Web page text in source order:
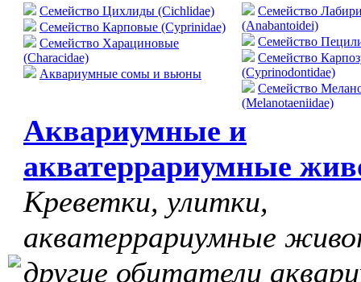
Семейство Цихлиды (Cichlidae)
Семейство Карповые (Cyprinidae)
Семейство Харациновые
(Characidae)
Аквариумные сомы и вьюны
Семейство
(Anabantoidei)
Cемейство
Семейство
(Cyprinodontidae)
Семейство
(Melanotaeniidae)
Аквариумные и
акватеррариумные
Креветки, улитки,
акватеррариумные
другие обитатели